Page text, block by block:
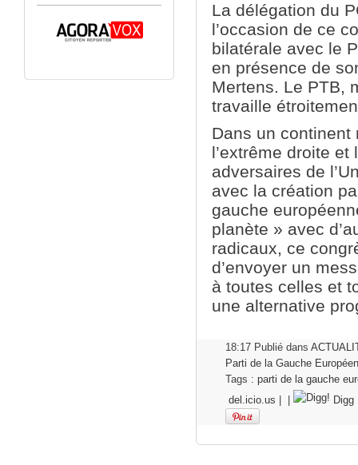
La délégation du
l’occasion de ce
bilatérale avec le
en présence de
Mertens. Le PTB,
travaille
Dans un continent
l’extrême droite
adversaires de
avec la création
gauche
planète » avec
radicaux, ce
d’envoyer un
à toutes celles et
une alternative
18:17 Publié dans
Parti de la Gauche
Tags : parti de la gauche
del.icio.us
Digg